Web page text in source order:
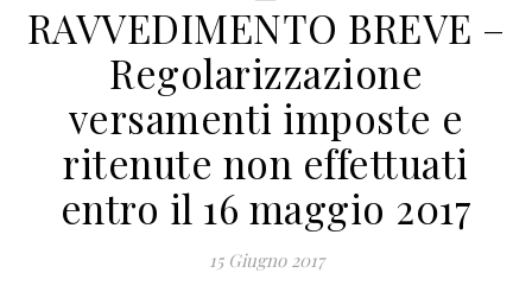
RAVVEDIMENTO BREVE –
Regolarizzazione
versamenti imposte e
ritenute non effettuati
entro il 16 maggio 2017
15 Giugno 2017